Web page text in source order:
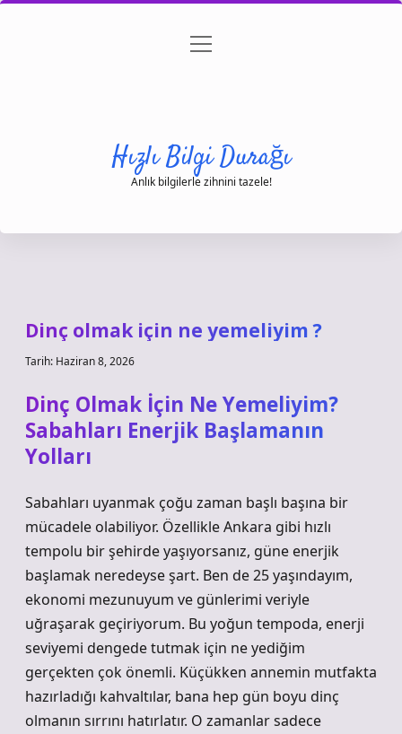
Gizlilik Politikası
menüyü
Hızlı Bilgi Durağı
Anlık bilgilerle zihnini tazele!
Dinç olmak için ne yemeliyim ?
Tarih: Haziran 8, 2026
Dinç Olmak İçin Ne Yemeliyim?
Sabahları Enerjik Başlamanın
Yolları
Sabahları uyanmak çoğu zaman başlı başına bir
mücadele olabiliyor. Özellikle Ankara gibi hızlı
tempolu bir şehirde yaşıyorsanız, güne enerjik
başlamak neredeyse şart. Ben de 25 yaşındayım,
ekonomi mezunuyum ve günlerimi veriyle
uğraşarak geçiriyorum. Bu yoğun tempoda, enerji
seviyemi dengede tutmak için ne yediğim
gerçekten çok önemli. Küçükken annemin mutfakta
hazırladığı kahvaltılar, bana hep gün boyu dinç
olmanın sırrını hatırlatır. O zamanlar sadece